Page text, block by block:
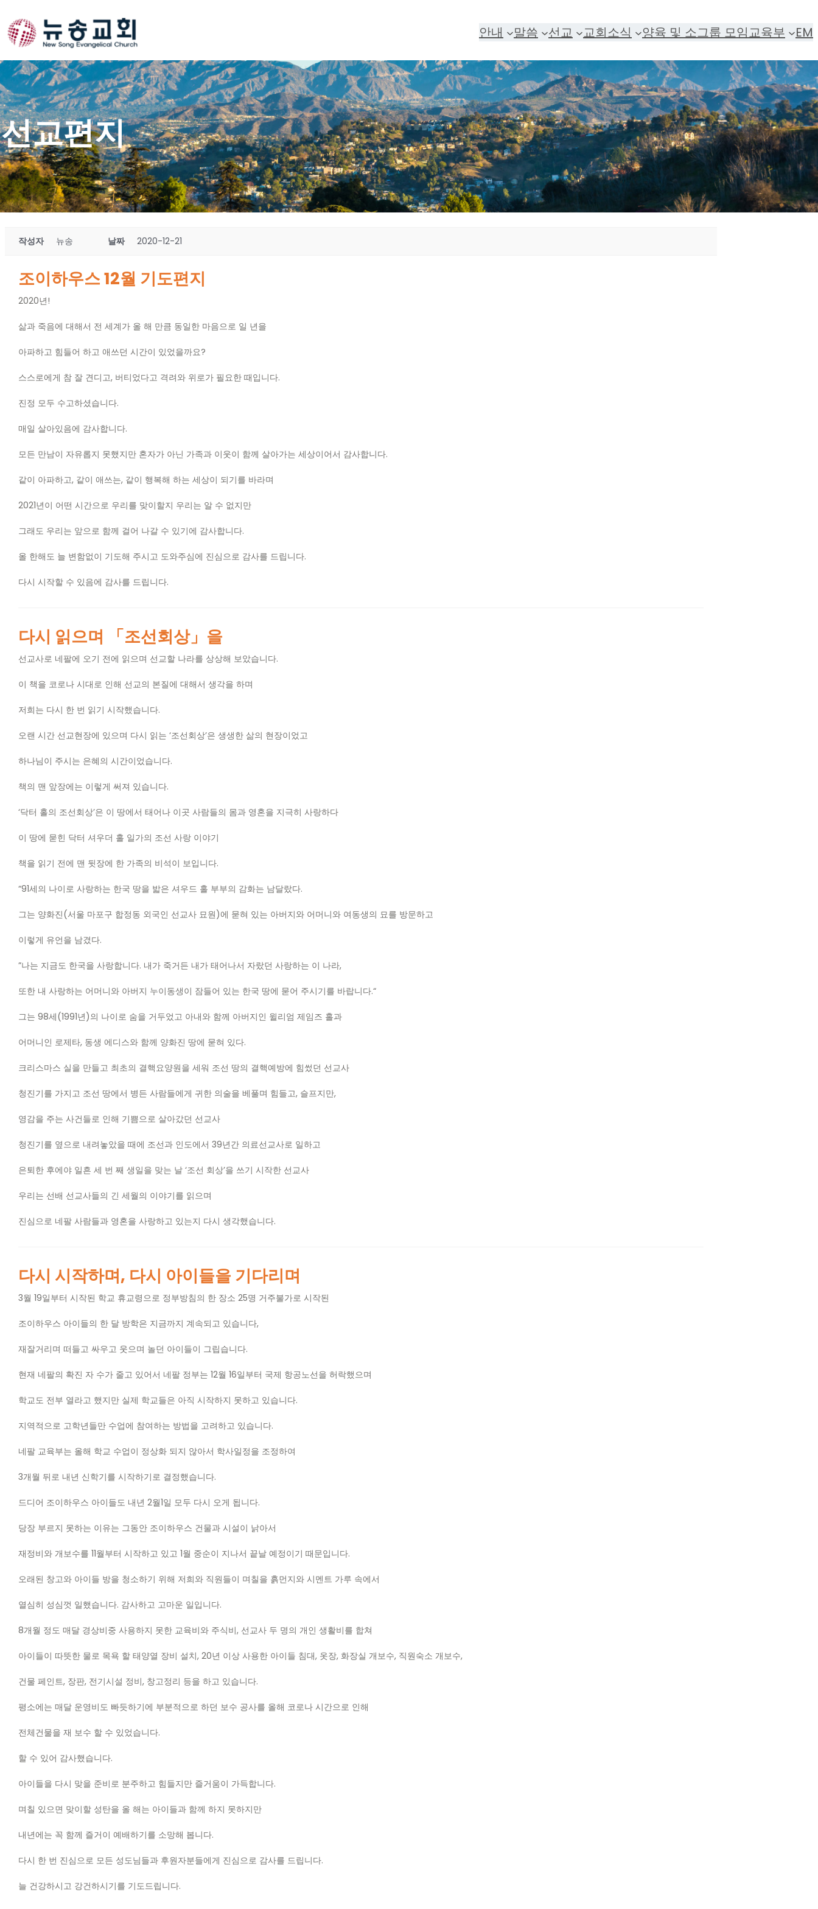
to
content
안내 말씀 선교 교회소식 양육 및 소그룹 모임교육부 EM
선교편지
작성자 뉴송 날짜 2020-12-21
조이하우스12월 기도편지
2020년!
삶과 죽음에 대해서 전 세계가 올 해 만큼 동일한 마음으로 일 년을
아파하고 힘들어 하고 애쓰던 시간이 있었을까요?
스스로에게 참 잘 견디고, 버티었다고 격려와 위로가 필요한 때입니다.
진정 모두 수고하셨습니다.
매일 살아있음에 감사합니다.
모든 만남이 자유롭지 못했지만 혼자가 아닌 가족과 이웃이 함께 살아가는 세상이어서 감사합니다.
같이 아파하고, 같이 애쓰는, 같이 행복해 하는 세상이 되기를 바라며
2021년이 어떤 시간으로 우리를 맞이할지 우리는 알 수 없지만
그래도 우리는 앞으로 함께 걸어 나갈 수 있기에 감사합니다.
올 한해도 늘 변함없이 기도해 주시고 도와주심에 진심으로 감사를 드립니다.
다시 시작할 수 있음에 감사를 드립니다.
다시 읽으며 「조선회상」을
선교사로 네팔에 오기 전에 읽으며 선교할 나라를 상상해 보았습니다.
이 책을 코로나 시대로 인해 선교의 본질에 대해서 생각을 하며
저희는 다시 한 번 읽기 시작했습니다.
오랜 시간 선교현장에 있으며 다시 읽는 ‘조선회상’은 생생한 삶의 현장이었고
하나님이 주시는 은혜의 시간이었습니다.
책의 맨 앞장에는 이렇게 써져 있습니다.
‘닥터 홀의 조선회상’은 이 땅에서 태어나 이곳 사람들의 몸과 영혼을 지극히 사랑하다
이 땅에 묻힌 닥터 셔우더 홀 일가의 조선 사랑 이야기
책을 읽기 전에 맨 뒷장에 한 가족의 비석이 보입니다.
“91세의 나이로 사랑하는 한국 땅을 밟은 셔우드 홀 부부의 감화는 남달랐다.
그는 양화진(서울 마포구 합정동 외국인 선교사 묘원)에 묻혀 있는 아버지와 어머니와 여동생의 묘를 방문하고
이렇게 유언을 남겼다.
”나는 지금도 한국을 사랑합니다. 내가 죽거든 내가 태어나서 자랐던 사랑하는 이 나라,
또한 내 사랑하는 어머니와 아버지 누이동생이 잠들어 있는 한국 땅에 묻어 주시기를 바랍니다.“
그는 98세(1991년)의 나이로 숨을 거두었고 아내와 함께 아버지인 윌리엄 제임즈 홀과
어머니인 로제타, 동생 에디스와 함께 양화진 땅에 묻혀 있다.
크리스마스 실을 만들고 최초의 결핵요양원을 세워 조선 땅의 결핵예방에 힘썼던 선교사
청진기를 가지고 조선 땅에서 병든 사람들에게 귀한 의술을 베풀며 힘들고, 슬프지만,
영감을 주는 사건들로 인해 기쁨으로 살아갔던 선교사
청진기를 옆으로 내려놓았을 때에 조선과 인도에서 39년간 의료선교사로 일하고
은퇴한 후에야 일흔 세 번 째 생일을 맞는 날 ‘조선 회상’을 쓰기 시작한 선교사
우리는 선배 선교사들의 긴 세월의 이야기를 읽으며
진심으로 네팔 사람들과 영혼을 사랑하고 있는지 다시 생각했습니다.
다시 시작하며, 다시 아이들을 기다리며
3월 19일부터 시작된 학교 휴교령으로 정부방침의 한 장소 25명 거주불가로 시작된
조이하우스 아이들의 한 달 방학은 지금까지 계속되고 있습니다,
재잘거리며 떠들고 싸우고 웃으며 놀던 아이들이 그립습니다.
현재 네팔의 확진 자 수가 줄고 있어서 네팔 정부는 12월 16일부터 국제 항공노선을 허락했으며
학교도 전부 열라고 했지만 실제 학교들은 아직 시작하지 못하고 있습니다.
지역적으로 고학년들만 수업에 참여하는 방법을 고려하고 있습니다.
네팔 교육부는 올해 학교 수업이 정상화 되지 않아서 학사일정을 조정하여
3개월 뒤로 내년 신학기를 시작하기로 결정했습니다.
드디어 조이하우스 아이들도 내년 2월1일 모두 다시 오게 됩니다.
당장 부르지 못하는 이유는 그동안 조이하우스 건물과 시설이 낡아서
재정비와 개보수를 11월부터 시작하고 있고 1월 중순이 지나서 끝날 예정이기 때문입니다.
오래된 창고와 아이들 방을 청소하기 위해 저희와 직원들이 며칠을 흙먼지와 시멘트 가루 속에서
열심히 성심껏 일했습니다. 감사하고 고마운 일입니다.
8개월 정도 매달 경상비중 사용하지 못한 교육비와 주식비, 선교사 두 명의 개인 생활비를 합쳐
아이들이 따뜻한 물로 목욕 할 태양열 장비 설치, 20년 이상 사용한 아이들 침대, 옷장, 화장실 개보수, 직원숙소 개보수,
건물 페인트, 장판, 전기시설 정비, 창고정리 등을 하고 있습니다.
평소에는 매달 운영비도 빠듯하기에 부분적으로 하던 보수 공사를 올해 코로나 시간으로 인해
전체건물을 재 보수 할 수 있었습니다.
할 수 있어 감사했습니다.
아이들을 다시 맞을 준비로 분주하고 힘들지만 즐거움이 가득합니다.
며칠 있으면 맞이할 성탄을 올 해는 아이들과 함께 하지 못하지만
내년에는 꼭 함께 즐거이 예배하기를 소망해 봅니다.
다시 한 번 진심으로 모든 성도님들과 후원자분들에게 진심으로 감사를 드립니다.
늘 건강하시고 강건하시기를 기도드립니다.